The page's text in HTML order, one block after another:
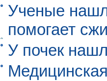
Ученые
помогает
У почек